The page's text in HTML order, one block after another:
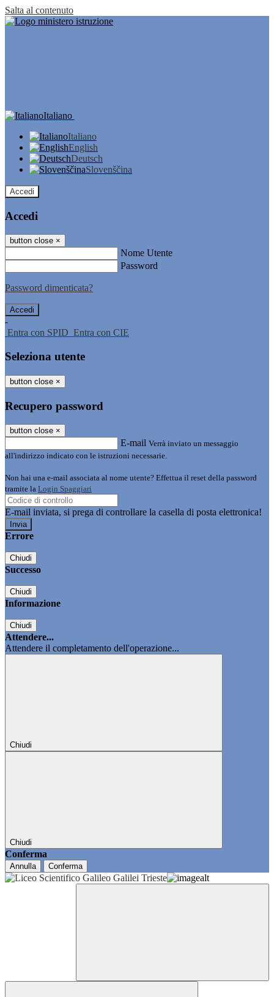
Salta al contenuto
Italiano
Italiano
English
Deutsch
Slovenščina
Accedi
Accedi
button close ×
Nome Utente
Password
Password dimenticata?
-
Entra con SPID Entra con CIE
Seleziona utente
button close ×
Recupero password
button close ×
E-mail Verrà inviato un messaggio
all'indirizzo indicato con le istruzioni necessarie.
Non hai una e-mail associata al nome utente? Effettua il reset della password
tramite la Login Spaggiari
E-mail inviata, si prega di controllare la casella di posta elettronica!
Errore
Chiudi
Successo
Chiudi
Informazione
Chiudi
Attendere...
Attendere il completamento dell'operazione...
Chiudi
Chiudi
Conferma
Annulla Conferma